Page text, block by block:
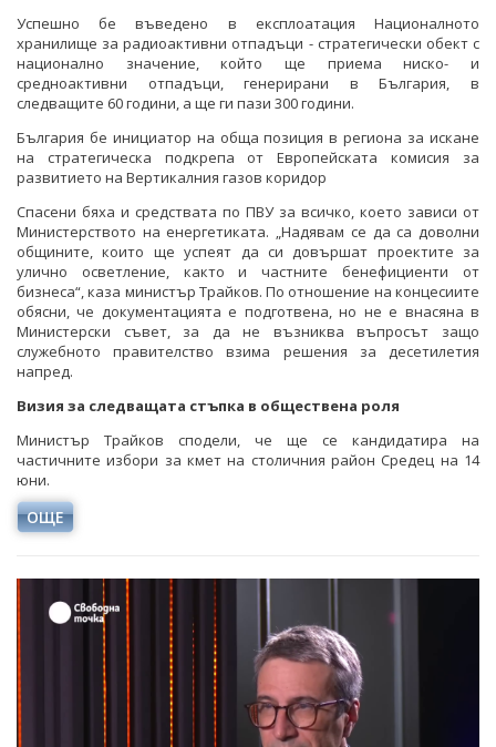
Успешно бе въведено в експлоатация Националното
хранилище за радиоактивни отпадъци - стратегически обект с
национално значение, който ще приема ниско- и
средноактивни отпадъци, генерирани в България, в
следващите 60 години, а ще ги пази 300 години.
България бе инициатор на обща позиция в региона за искане
на стратегическа подкрепа от Европейската комисия за
развитието на Вертикалния газов коридор
Спасени бяха и средствата по ПВУ за всичко, което зависи от
Министерството на енергетиката. „Надявам се да са доволни
общините, които ще успеят да си довършат проектите за
улично осветление, както и частните бенефициенти от
бизнеса“, каза министър Трайков. По отношение на концесиите
обясни, че документацията е подготвена, но не е внасяна в
Министерски съвет, за да не възниква въпросът защо
служебното правителство взима решения за десетилетия
напред.
Визия за следващата стъпка в обществена роля
Министър Трайков сподели, че ще се кандидатира на
частичните избори за кмет на столичния район Средец на 14
юни.
ОЩЕ